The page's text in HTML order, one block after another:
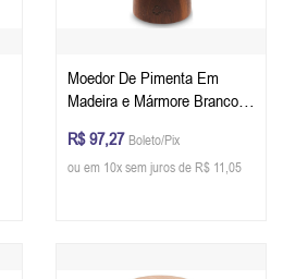
Moedor De Pimenta Em
Madeira e Mármore Branco
R$ 97,27 Boleto/Pix
ou em 10x sem juros de R$ 11,05